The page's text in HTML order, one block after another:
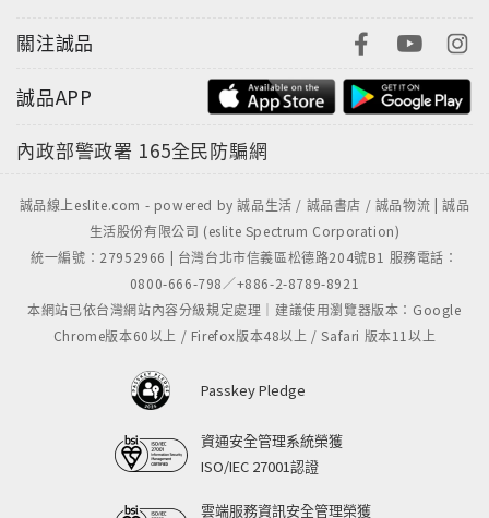
關注誠品
誠品APP
內政部警政署 165全民防騙網
誠品線上eslite.com - powered by 誠品生活 / 誠品書店 / 誠品物流 | 誠品
生活股份有限公司 (eslite Spectrum Corporation)
統一編號：27952966 | 台灣台北市信義區松德路204號B1 服務電話：
0800-666-798／+886-2-8789-8921
本網站已依台灣網站內容分級規定處理｜建議使用瀏覽器版本：Google
Chrome版本60以上 / Firefox版本48以上 / Safari 版本11以上
Passkey Pledge
資通安全管理系統榮獲
ISO/IEC 27001認證
雲端服務資訊安全管理榮獲